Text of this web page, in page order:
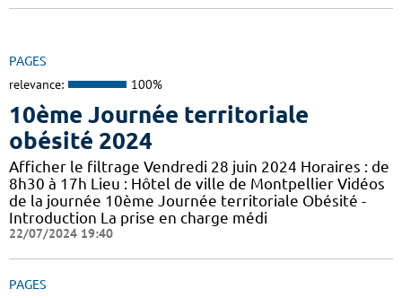
PAGES
relevance: 100%
10ème Journée territoriale
obésité 2024
Afficher le filtrage Vendredi 28 juin 2024 Horaires : de
8h30 à 17h Lieu : Hôtel de ville de Montpellier Vidéos
de la journée 10ème Journée territoriale Obésité -
Introduction La prise en charge médi
22/07/2024 19:40
PAGES